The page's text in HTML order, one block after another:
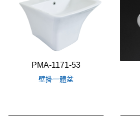
PMA-1171-53
壁掛一體盆